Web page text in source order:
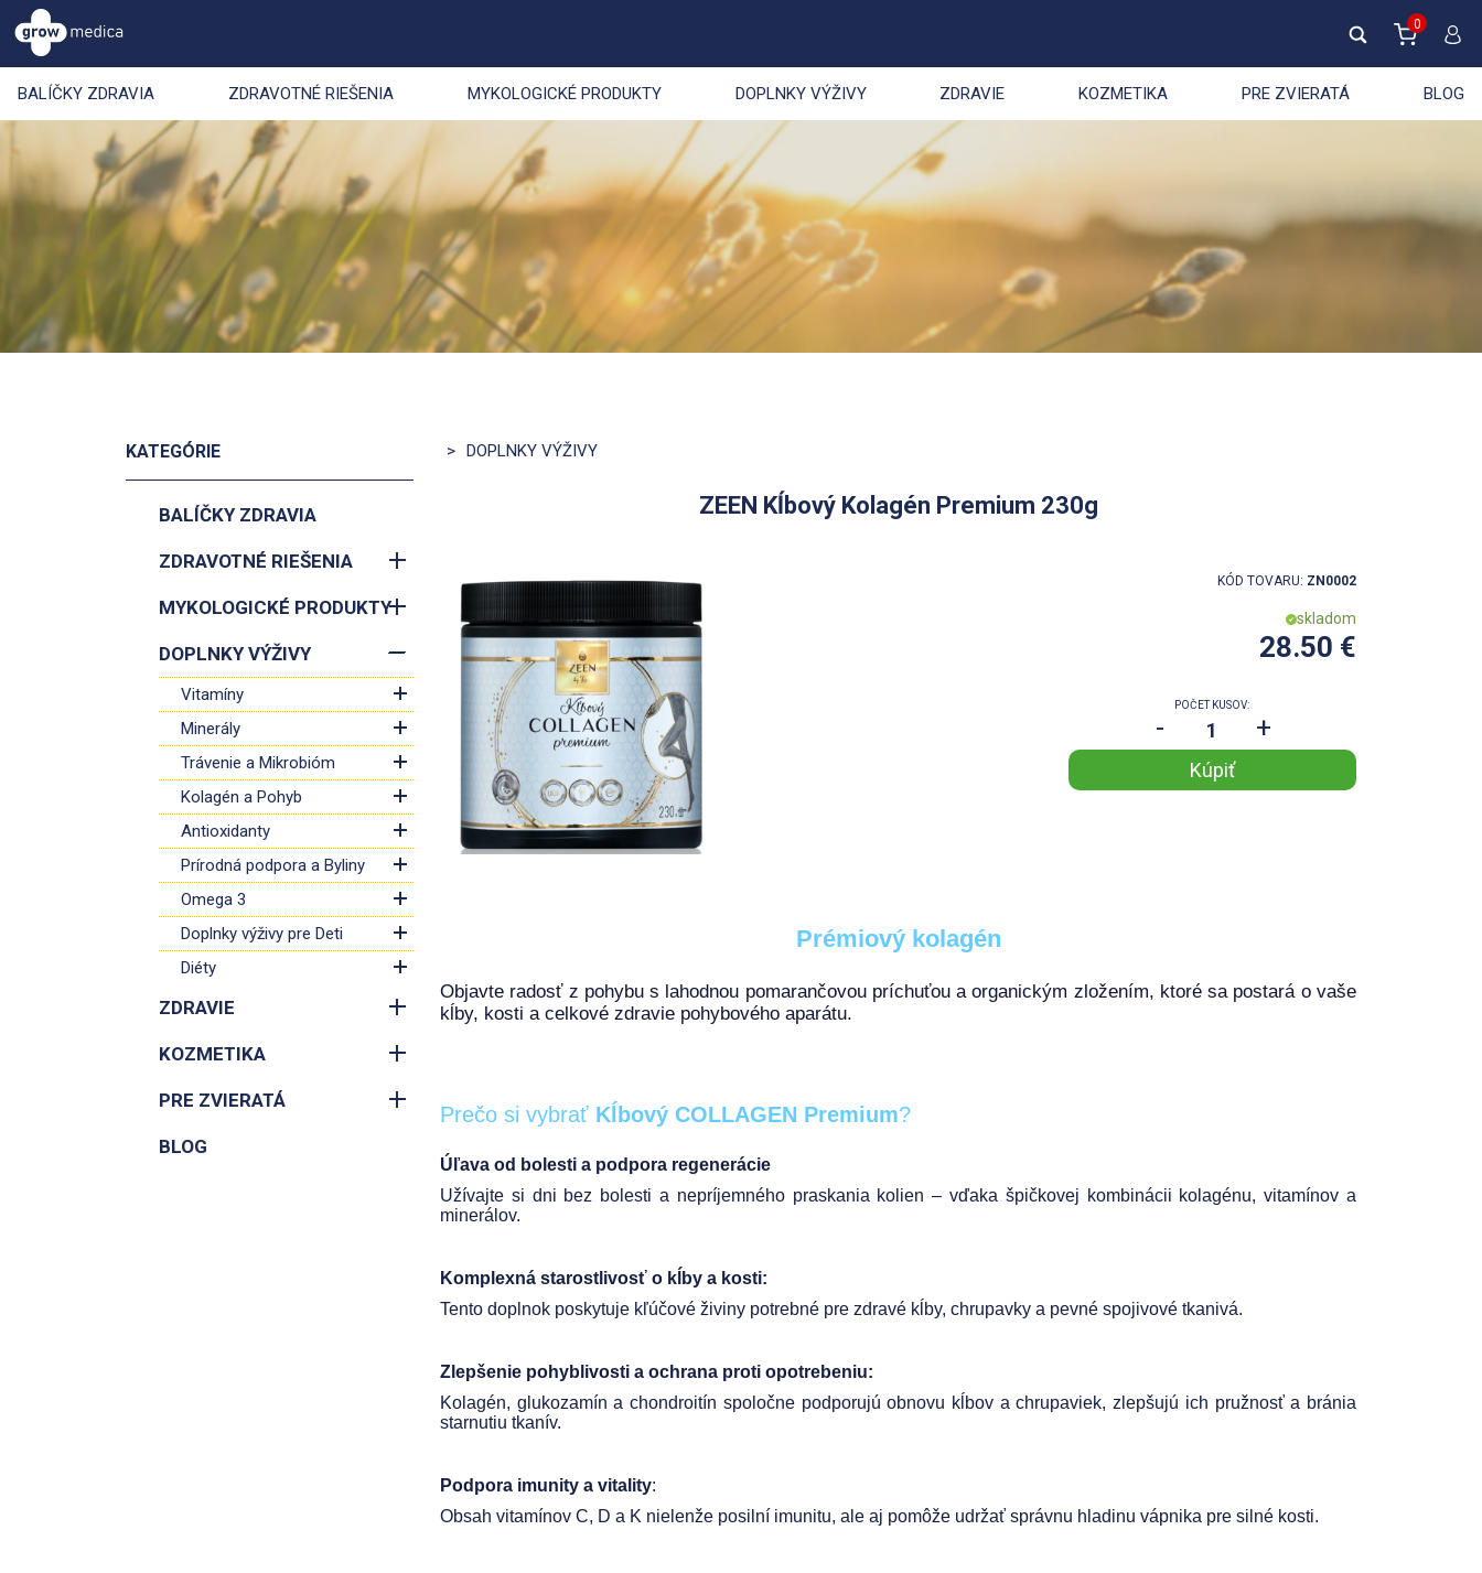
0
BALÍČKY ZDRAVIA ZDRAVOTNÉ RIEŠENIA MYKOLOGICKÉ PRODUKTY DOPLNKY VÝŽIVY ZDRAVIE KOZMETIKA PRE ZVIERATÁ BLOG
KATEGÓRIE
BALÍČKY ZDRAVIA
ZDRAVOTNÉ RIEŠENIA
MYKOLOGICKÉ PRODUKTY
DOPLNKY VÝŽIVY
Vitamíny
Minerály
Trávenie a Mikrobióm
Kolagén a Pohyb
Antioxidanty
Prírodná podpora a Byliny
Omega 3
Doplnky výživy pre Deti
Diéty
ZDRAVIE
KOZMETIKA
PRE ZVIERATÁ
BLOG
> DOPLNKY VÝŽIVY
ZEEN Kĺbový Kolagén Premium 230g
KÓD TOVARU: ZN0002
skladom
28.50 €
POČET KUSOV:
- +
Prémiový kolagén
Objavte radosť z pohybu s lahodnou pomarančovou príchuťou a organickým zložením, ktoré sa postará o vaše
kĺby, kosti a celkové zdravie pohybového aparátu.
Prečo si vybrať Kĺbový COLLAGEN Premium?
Úľava od bolesti a podpora regenerácie
Užívajte si dni bez bolesti a nepríjemného praskania kolien – vďaka špičkovej kombinácii kolagénu, vitamínov a
minerálov.
Komplexná starostlivosť o kĺby a kosti:
Tento doplnok poskytuje kľúčové živiny potrebné pre zdravé kĺby, chrupavky a pevné spojivové tkanivá.
Zlepšenie pohyblivosti a ochrana proti opotrebeniu:
Kolagén, glukozamín a chondroitín spoločne podporujú obnovu kĺbov a chrupaviek, zlepšujú ich pružnosť a bránia
starnutiu tkanív.
Podpora imunity a vitality:
Obsah vitamínov C, D a K nielenže posilní imunitu, ale aj pomôže udržať správnu hladinu vápnika pre silné kosti.